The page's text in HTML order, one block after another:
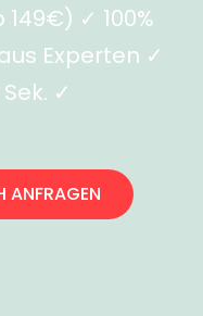
✓ 100%
Experten ✓
✓
ANFRAGEN